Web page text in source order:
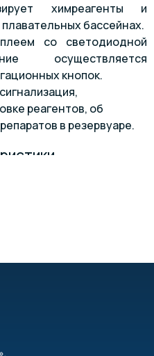
химреагенты и
бассейнах.
со светодиодной
осуществляется
кнопок.
реагентов, об
в резервуаре.
Гц
мВ (в зависимости от
,